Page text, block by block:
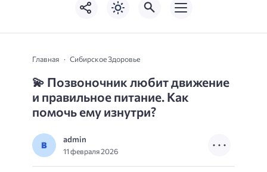
Главная Сибирское Здоровье
💫 Позвоночник любит движение
и правильное питание. Как
помочь ему изнутри?
admin
11 февраля 2026